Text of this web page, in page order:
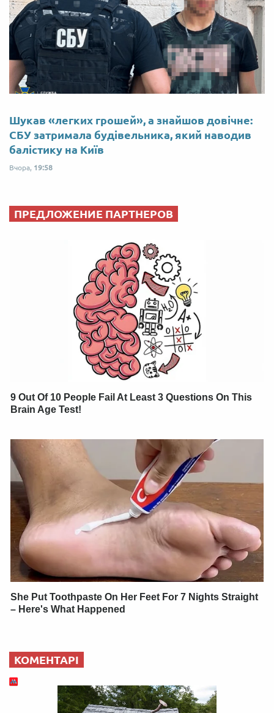
Шукав «легких грошей», а знайшов довічне:
СБУ затримала будівельника, який наводив
балістику на Київ
Вчора, 19:58
ПРЕДЛОЖЕНИЕ ПАРТНЕРОВ
9 Out Of 10 People Fail At Least 3 Questions On This
Brain Age Test!
She Put Toothpaste On Her Feet For 7 Nights Straight
– Here's What Happened
КОМЕНТАРІ